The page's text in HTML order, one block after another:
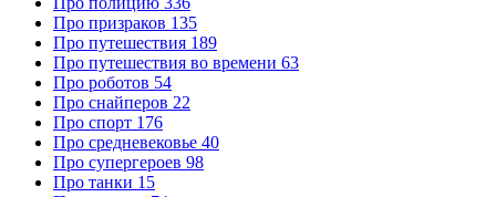
Про призраков 135
Про путешествия 189
Про путешествия во времени 63
Про роботов 54
Про снайперов 22
Про спорт 176
Про средневековье 40
Про супергероев 98
Про танки 15